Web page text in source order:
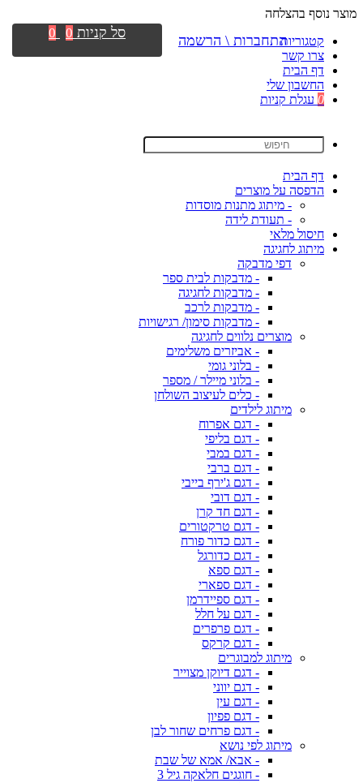
מוצר נוסף בהצלחה
קטגוריות
צרו קשר
דף הבית
החשבון שלי
0 עגלת קניות
דף הבית
הדפסה על מוצרים
- מיתוג מתנות מוסדות
- תעודת לידה
חיסול מלאי
מיתוג לחגיגה
דפי מדבקה
- מדבקות לבית ספר
- מדבקות לחגיגה
- מדבקות לרכב
- מדבקות סימון/ רגישויות
מוצרים נלווים לחגיגה
- אביזרים משלימים
- בלוני גומי
- בלוני מיילר / מספר
- כלים לעיצוב השולחן
מיתוג לילדים
- דגם אפרוח
- דגם בליפי
- דגם במבי
- דגם ברבי
- דגם ג'ירף בייבי
- דגם דובי
- דגם חד קרן
- דגם טרקטורים
- דגם כדור פורח
- דגם כדורגל
- דגם ספא
- דגם ספארי
- דגם ספיידרמן
- דגם על חלל
- דגם פרפרים
- דגם קרקס
מיתוג למבוגרים
- דגם דיוקן מצוייר
- דגם יווני
- דגם עין
- דגם פפיון
- דגם פרחים שחור לבן
מיתוג לפי נושא
- אבא/ אמא של שבת
- חוגגים חלאקה גיל 3
התחברות \ הרשמה סל קניות 0
0